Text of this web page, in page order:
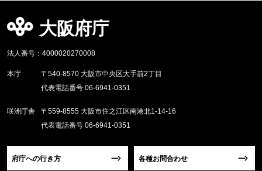
大阪府庁
法人番号：4000020270008
本庁
〒540-8570 大阪市中央区大手前2丁目
代表電話番号 06-6941-0351
咲洲庁舎
〒559-8555 大阪市住之江区南港北1-14-16
代表電話番号 06-6941-0351
府庁への行き方 各種お問合わせ